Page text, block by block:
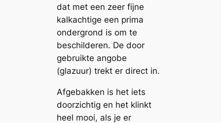
dat met een zeer fijne
kalkachtige een prima
ondergrond is om te
beschilderen. De door
gebruikte angobe
(glazuur) trekt er direct in.
Afgebakken is het iets
doorzichtig en het klinkt
heel mooi, als je er